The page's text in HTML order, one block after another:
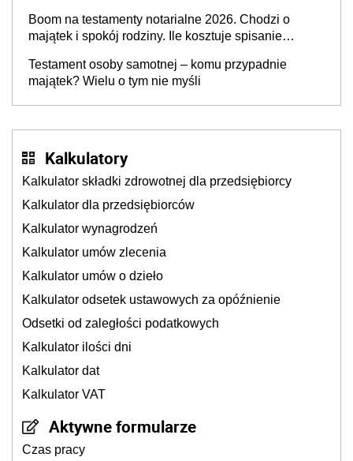
Boom na testamenty notarialne 2026. Chodzi o
majątek i spokój rodziny. Ile kosztuje spisanie
Testament osoby samotnej – komu przypadnie
majątek? Wielu o tym nie myśli
Kalkulatory
Kalkulator składki zdrowotnej dla przedsiębiorcy
Kalkulator dla przedsiębiorców
Kalkulator wynagrodzeń
Kalkulator umów zlecenia
Kalkulator umów o dzieło
Kalkulator odsetek ustawowych za opóźnienie
Odsetki od zaległości podatkowych
Kalkulator ilości dni
Kalkulator dat
Kalkulator VAT
Aktywne formularze
Czas pracy